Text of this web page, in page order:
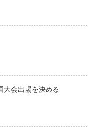
大会出場を決める